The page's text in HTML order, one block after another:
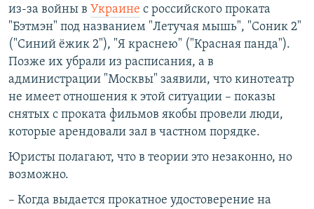
из-за войны в Украине с российского проката
"Бэтмэн" под названием "Летучая мышь", "Соник 2"
("Синий ёжик 2"), "Я краснею" ("Красная панда").
Позже их убрали из расписания, а в
администрации "Москвы" заявили, что кинотеатр
не имеет отношения к этой ситуации – показы
снятых с проката фильмов якобы провели люди,
которые арендовали зал в частном порядке.
Юристы полагают, что в теории это незаконно, но
возможно.
– Когда выдается прокатное удостоверение на